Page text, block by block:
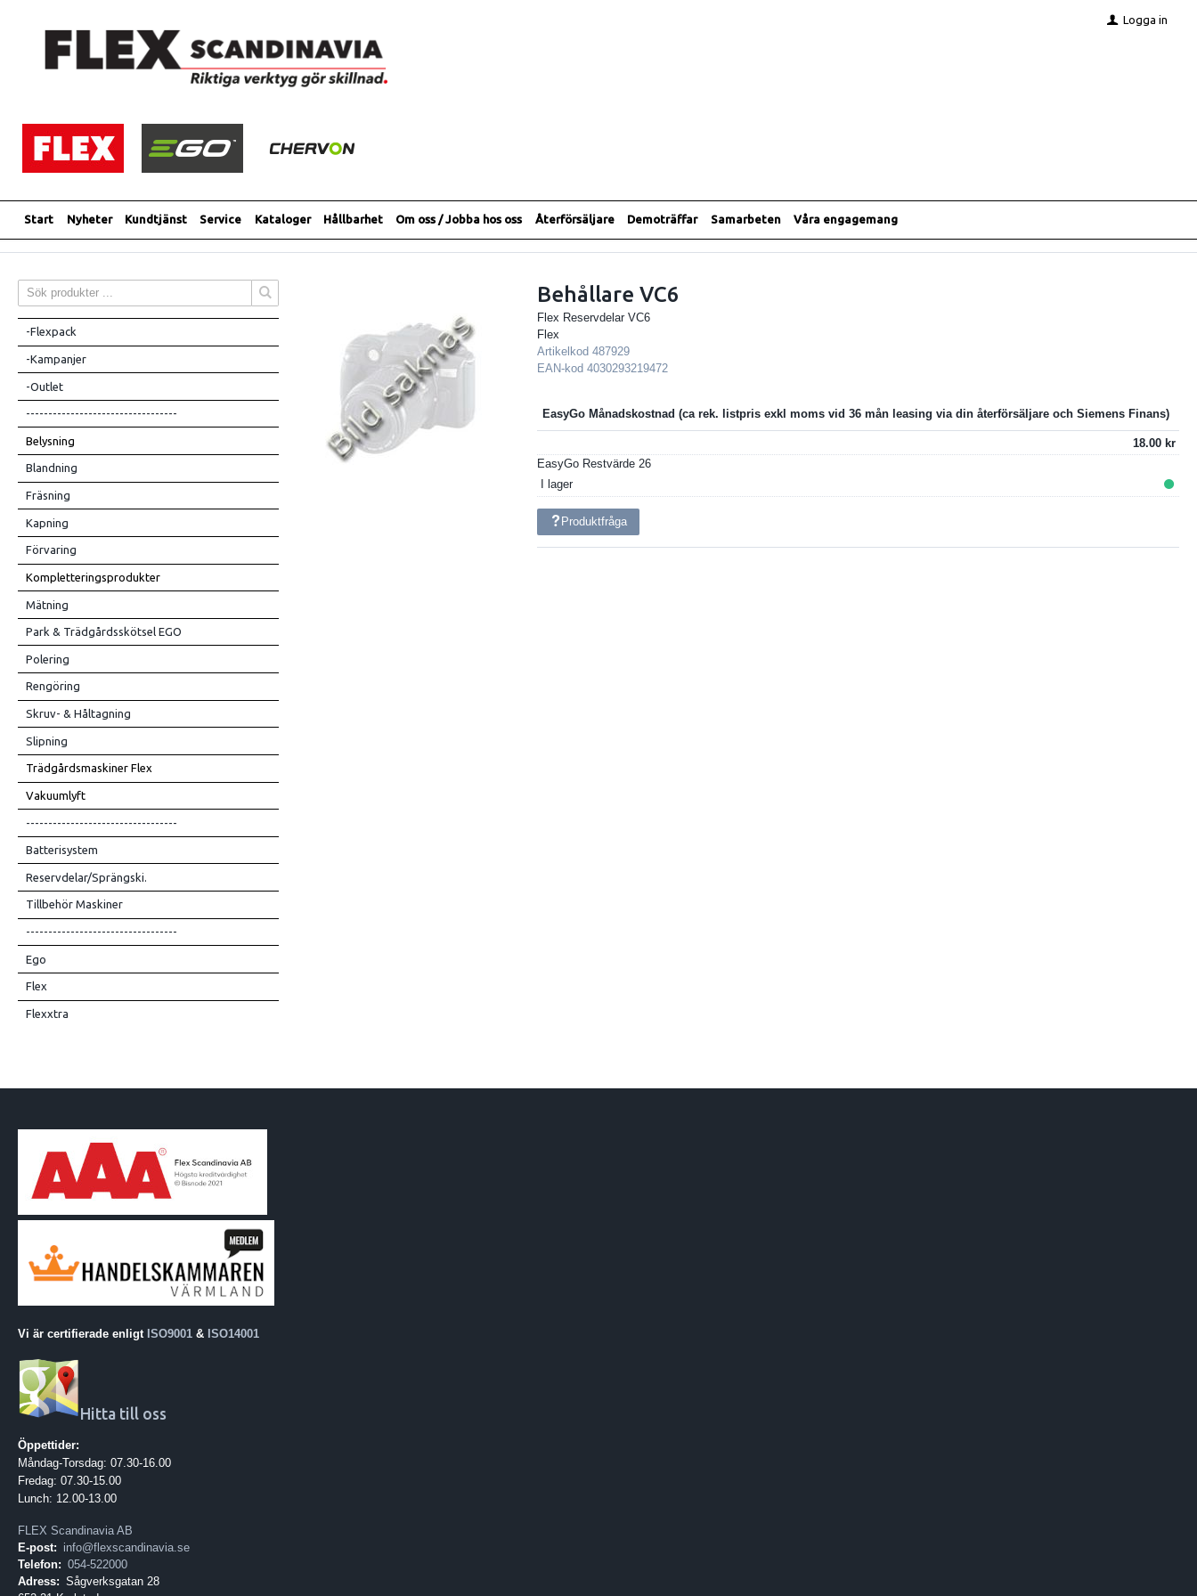
Logga in
Start Nyheter Kundtjänst Service Kataloger Hållbarhet Om oss / Jobba hos oss Återförsäljare Demoträffar Samarbeten Våra engagemang
-Flexpack
-Kampanjer
-Outlet
----------------------------------
Belysning
Blandning
Fräsning
Kapning
Förvaring
Kompletteringsprodukter
Mätning
Park & Trädgårdsskötsel EGO
Polering
Rengöring
Skruv- & Håltagning
Slipning
Trädgårdsmaskiner Flex
Vakuumlyft
----------------------------------
Batterisystem
Reservdelar/Sprängski.
Tillbehör Maskiner
----------------------------------
Ego
Flex
Flexxtra
Behållare VC6
Flex Reservdelar VC6
Flex
Artikelkod487929
EAN-kod4030293219472
EasyGo Månadskostnad
18.00
EasyGo Restvärde26
I lager
Produktfråga
Vi är certifierade enligt ISO9001 & ISO14001
Hitta till oss
Öppettider:
Måndag-Torsdag: 07.30-16.00
Fredag: 07.30-15.00
Lunch: 12.00-13.00
FLEX Scandinavia AB
E-post: info@flexscandinavia.se
Telefon: 054-522000
Adress: Sågverksgatan 28